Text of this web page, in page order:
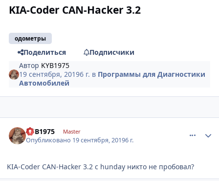
KIA-Coder CAN-Hacker 3.2
одометры
Поделиться
Подписчики
Автор KYB1975
19 сентября, 20196 г. в Программы для Диагностики
Автомобилей
KYB1975 Master
Опубликовано 19 сентября, 20196 г.
KIA-Coder CAN-Hacker 3.2 с hunday никто не пробовал?